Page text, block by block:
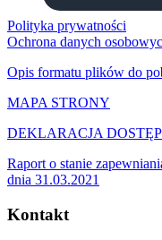
Polityka prywatności
Ochrona danych
Opis formatu plików do
MAPA STRONY
DEKLARACJA
Raport o stanie
dnia 31.03.2021
Kontakt